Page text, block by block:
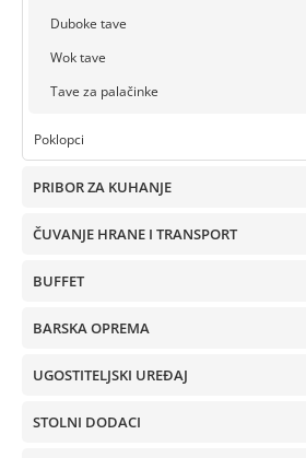
Duboke tave
Wok tave
Tave za palačinke
Poklopci
PRIBOR ZA KUHANJE
ČUVANJE HRANE I TRANSPORT
BUFFET
BARSKA OPREMA
UGOSTITELJSKI UREĐAJ
STOLNI DODACI